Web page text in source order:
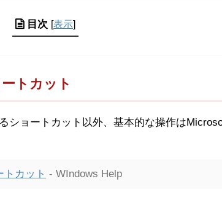
目次 [表示]
トカット
ショートカット以外、基本的な操作は
カット - WIndows Help